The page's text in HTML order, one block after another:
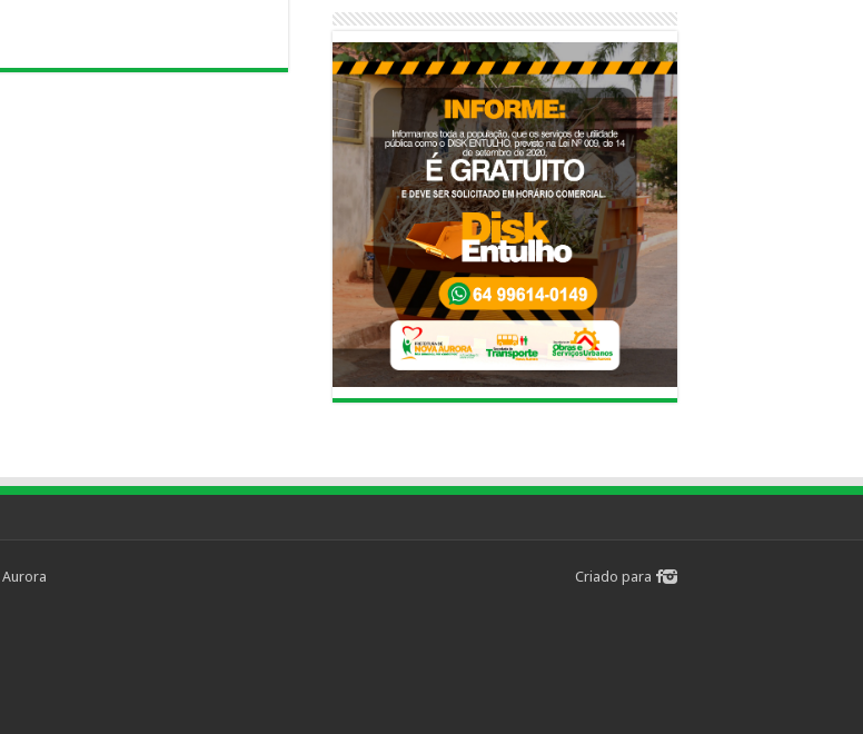
Criado para